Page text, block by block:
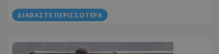
ΔΙΑΒΆΣΤΕ ΠΕΡΙΣΣΌΤΕΡΑ